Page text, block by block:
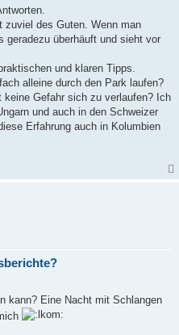
zuviel des Guten. Wenn man
geradezu überhäuft und sieht vor
und klaren Tipps.
alleine durch den Park laufen?
keine Gefahr sich zu verlaufen? Ich
und auch in den Schweizer
Erfahrung auch in Kolumbien
kann? Eine Nacht mit Schlangen